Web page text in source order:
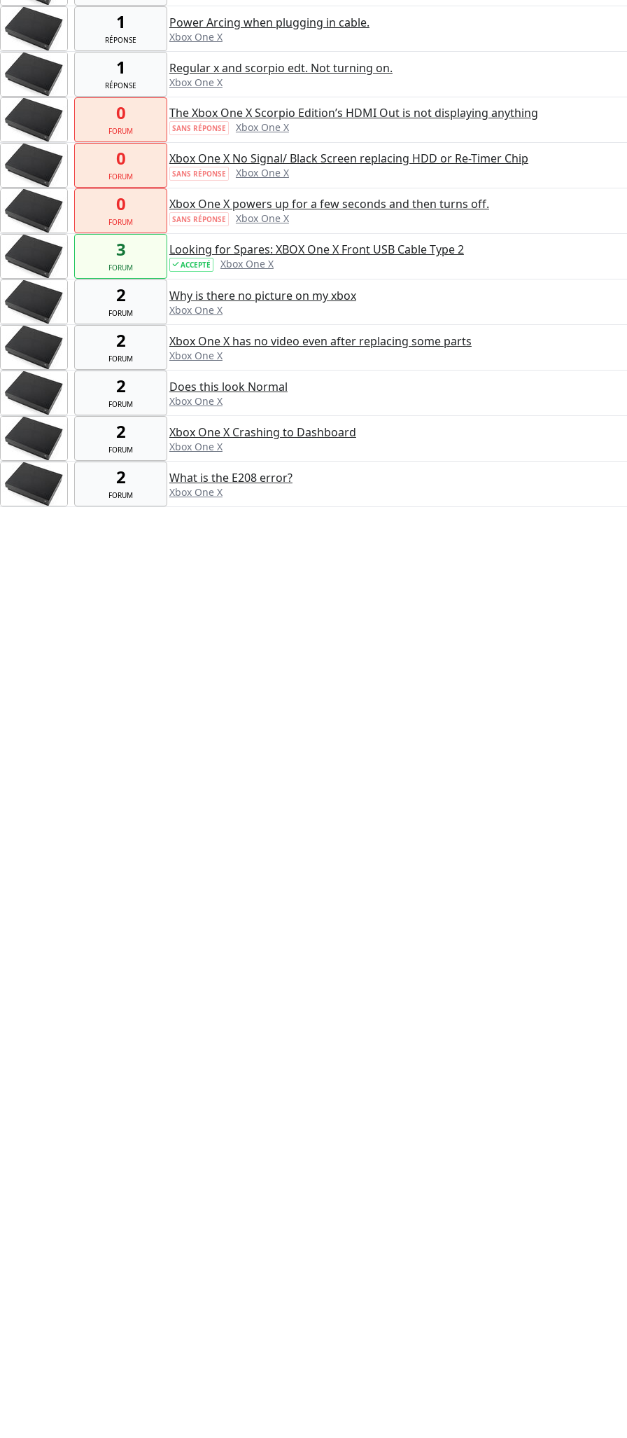
1
RÉPONSE
Power Arcing when plugging in cable.
Xbox One X
1
RÉPONSE
Regular x and scorpio edt. Not turning on.
Xbox One X
0
FORUM
The Xbox One X Scorpio Edition’s HDMI Out is not displaying anything
SANS RÉPONSE Xbox One X
0
FORUM
Xbox One X No Signal/ Black Screen replacing HDD or Re-Timer Chip
SANS RÉPONSE Xbox One X
0
FORUM
Xbox One X powers up for a few seconds and then turns off.
SANS RÉPONSE Xbox One X
3
FORUM
Looking for Spares: XBOX One X Front USB Cable Type 2
ACCEPTÉ Xbox One X
2
FORUM
Why is there no picture on my xbox
Xbox One X
2
FORUM
Xbox One X has no video even after replacing some parts
Xbox One X
2
FORUM
Does this look Normal
Xbox One X
2
FORUM
Xbox One X Crashing to Dashboard
Xbox One X
2
FORUM
What is the E208 error?
Xbox One X